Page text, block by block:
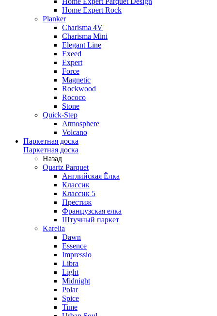
Home Expert Rock
Planker
Charisma 4V
Charisma Mini
Elegant Line
Exeed
Expert
Force
Magnetic
Rockwood
Rococo
Stone
Quick-Step
Atmosphere
Volcano
Паркетная доска
Паркетная доска
Назад
Quartz Parquet
Английская Ёлка
Классик
Классик 5
Престиж
Французская елка
Штучный паркет
Karelia
Dawn
Essence
Impressio
Libra
Light
Midnight
Polar
Spice
Time